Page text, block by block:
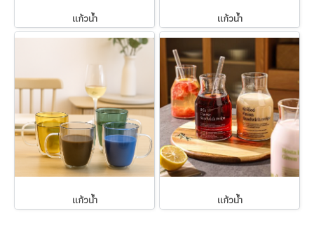
แก้วน้ำ แก้วน้ำ
แก้วน้ำ แก้วน้ำ